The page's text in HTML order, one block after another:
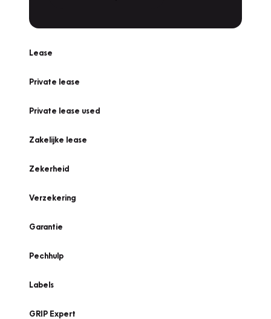
Lease
Private lease
Private lease used
Zakelijke lease
Zekerheid
Verzekering
Garantie
Pechhulp
Labels
GRIP Expert